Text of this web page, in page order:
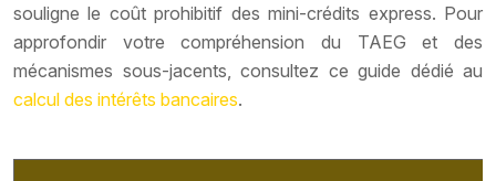
souligne le coût prohibitif des mini-crédits express. Pour
approfondir votre compréhension du TAEG et des
mécanismes sous-jacents, consultez ce guide dédié au
calcul des intérêts bancaires.